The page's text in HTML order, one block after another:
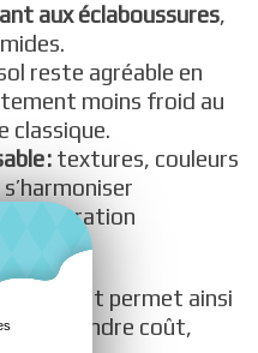
aux éclaboussures,
reste agréable en
moins froid au
classique.
: textures, couleurs
décoration
de ciment permet ainsi
à moindre coût,